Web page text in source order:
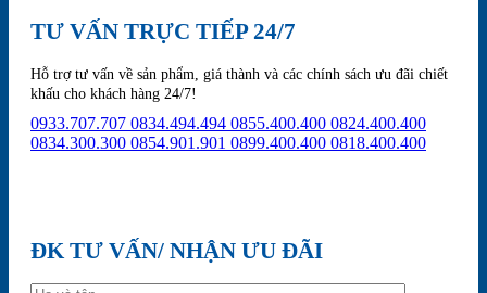
TƯ VẤN TRỰC TIẾP 24/7
Hỗ trợ tư vấn về sản phẩm, giá thành và các chính sách ưu đãi chiết
khấu cho khách hàng 24/7!
0933.707.707 0834.494.494 0855.400.400 0824.400.400
0834.300.300 0854.901.901 0899.400.400 0818.400.400
ĐK TƯ VẤN/ NHẬN ƯU ĐÃI